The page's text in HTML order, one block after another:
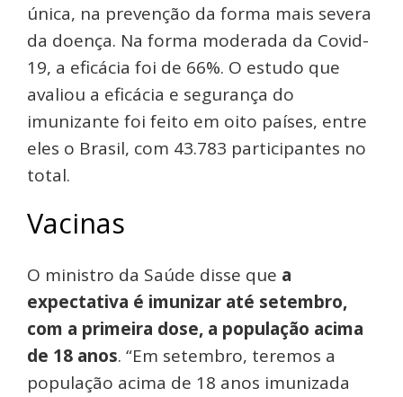
única, na prevenção da forma mais severa
da doença. Na forma moderada da Covid-
19, a eficácia foi de 66%. O estudo que
avaliou a eficácia e segurança do
imunizante foi feito em oito países, entre
eles o Brasil, com 43.783 participantes no
total.
Vacinas
O ministro da Saúde disse que a
expectativa é imunizar até setembro,
com a primeira dose, a população acima
de 18 anos. “Em setembro, teremos a
população acima de 18 anos imunizada